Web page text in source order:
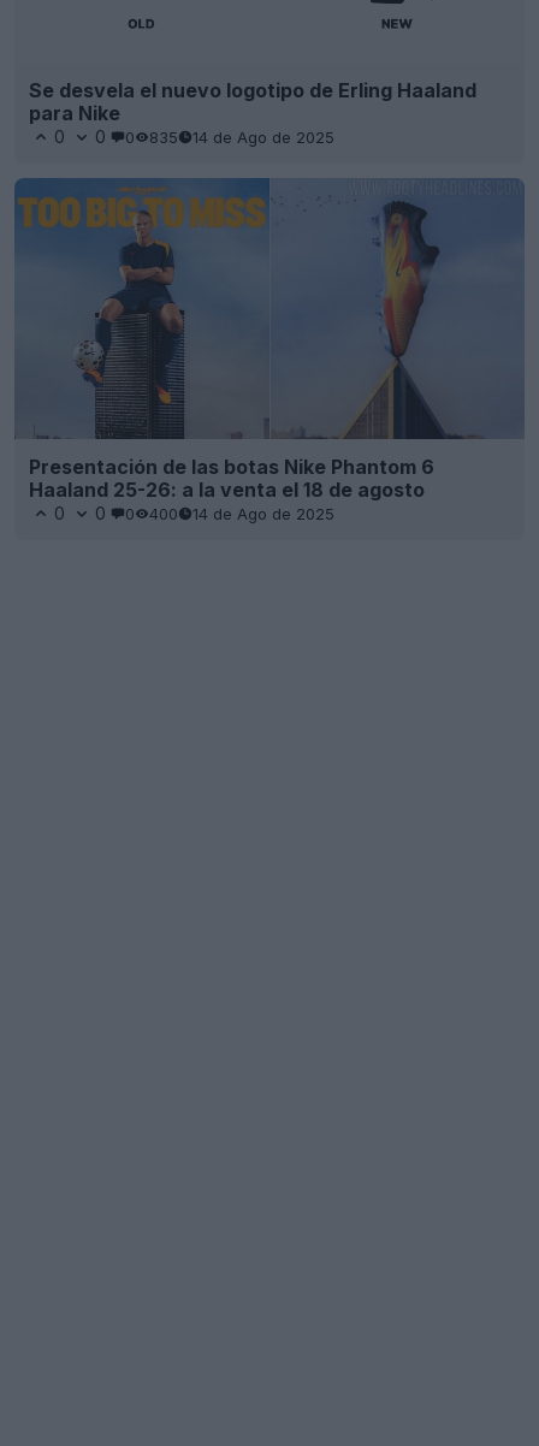
Se desvela el nuevo logotipo de Erling Haaland
para Nike
0 0 0 835 14 de Ago de 2025
Presentación de las botas Nike Phantom 6
Haaland 25-26: a la venta el 18 de agosto
0 0 0 400 14 de Ago de 2025